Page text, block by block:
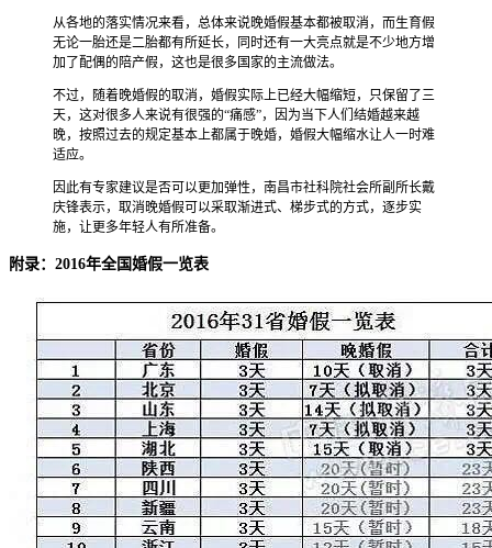
从各地的落实情况来看，总体来说晚婚假基本都被取消，而生育假
无论一胎还是二胎都有所延长，同时还有一大亮点就是不少地方增
加了配偶的陪产假，这也是很多国家的主流做法。
不过，随着晚婚假的取消，婚假实际上已经大幅缩短，只保留了三
天，这对很多人来说有很强的“痛感”，因为当下人们结婚越来越
晚，按照过去的规定基本上都属于晚婚，婚假大幅缩水让人一时难
适应。
因此有专家建议是否可以更加弹性，南昌市社科院社会所副所长戴
庆锋表示，取消晚婚假可以采取渐进式、梯步式的方式，逐步实
施，让更多年轻人有所准备。
附录：2016年全国婚假一览表